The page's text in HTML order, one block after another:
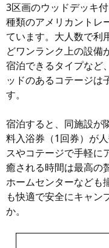
3区画のウッドデッキ
種類のアメリカントレ
ています。大人数で利
どワンランク上の設備
宿泊できるタイプなど
ッドのあるコテージは
す。
宿泊すると、同施設が
料入浴券（1回券）が
スやコテージで手軽に
癒される時間は最高の
ホームセンターなども
も快適で安全にキャン
か。